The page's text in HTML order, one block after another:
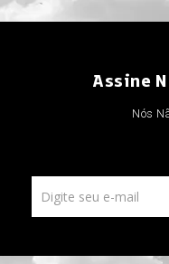
Assine
Nós